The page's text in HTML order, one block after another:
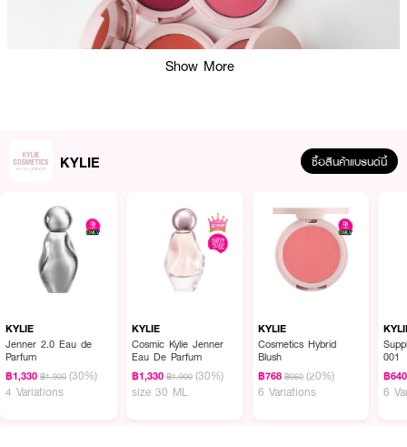
ผลลัพธ์ที่ได้:
Show More
KYLIE ซื้อสินค้าแบรนด์นี้
KYLIE
Jenner 2.0 Eau de
Parfum
฿1,330 ฿1,900 (30%)
4 Variations
KYLIE
Cosmic Kylie Jenner
Eau De Parfum
฿1,330 ฿1,900 (30%)
size 30 ML
KYLIE
Cosmetics Hybrid
Blush
฿768 ฿960 (20%)
6 Variations
001
฿640
6